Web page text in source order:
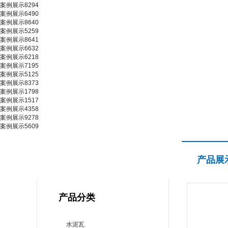
案例展示8294
案例展示6490
案例展示8640
案例展示5259
案例展示8641
案例展示6632
案例展示6218
案例展示7195
案例展示5125
案例展示8373
案例展示1798
案例展示1517
案例展示4358
案例展示9278
案例展示5609
产品分类
水泥瓦
产品展